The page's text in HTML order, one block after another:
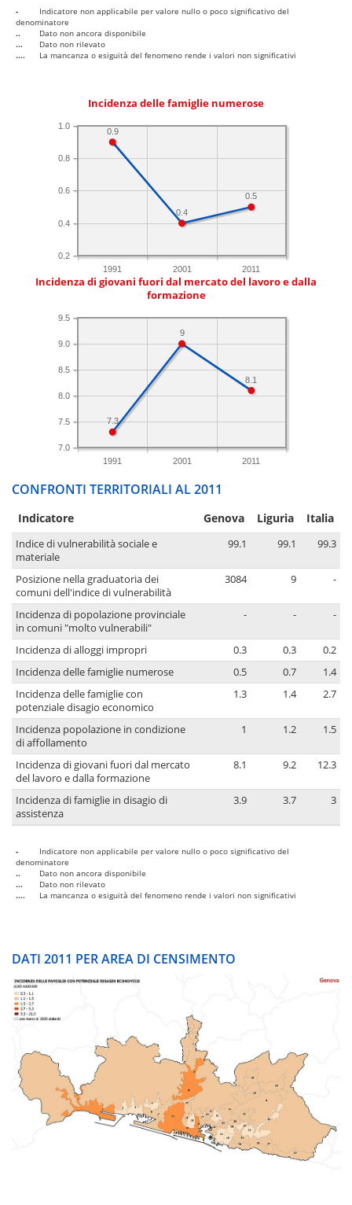
-
Indicatore non applicabile per valore nullo o poco significativo del
denominatore
..
Dato non ancora disponibile
...
Dato non rilevato
....
La mancanza o esiguità del fenomeno rende i valori non significativi
Incidenza delle famiglie numerose
1991 2001 2011
0.2
0.4
0.6
0.8
1.0
0.5
0.4
0.9
Incidenza di giovani fuori dal mercato del lavoro e dalla
formazione
1991 2001 2011
7.0
7.5
8.0
8.5
9.0
9.5
8.1
9
7.3
CONFRONTI TERRITORIALI AL 2011
Indicatore Genova Liguria Italia
Indice di vulnerabilità sociale e
materiale
99.1 99.1 99.3
Posizione nella graduatoria dei
comuni dell'indice di vulnerabilità
3084 9 -
Incidenza di popolazione provinciale
in comuni "molto vulnerabili"
- - -
Incidenza di alloggi impropri 0.3 0.3
0.2
Incidenza delle famiglie numerose
0.5 0.7
1.4
Incidenza delle famiglie con
potenziale disagio economico
1.3 1.4 2.7
Incidenza popolazione in condizione
di affollamento
1 1.2 1.5
Incidenza di giovani fuori dal mercato
del lavoro e dalla formazione
8.1 9.2 12.3
Incidenza di famiglie in disagio di
assistenza
3.9 3.7 3
-
Indicatore non applicabile per valore nullo o poco significativo del
denominatore
..
Dato non ancora disponibile
...
Dato non rilevato
....
La mancanza o esiguità del fenomeno rende i valori non significativi
DATI 2011 PER AREA DI CENSIMENTO